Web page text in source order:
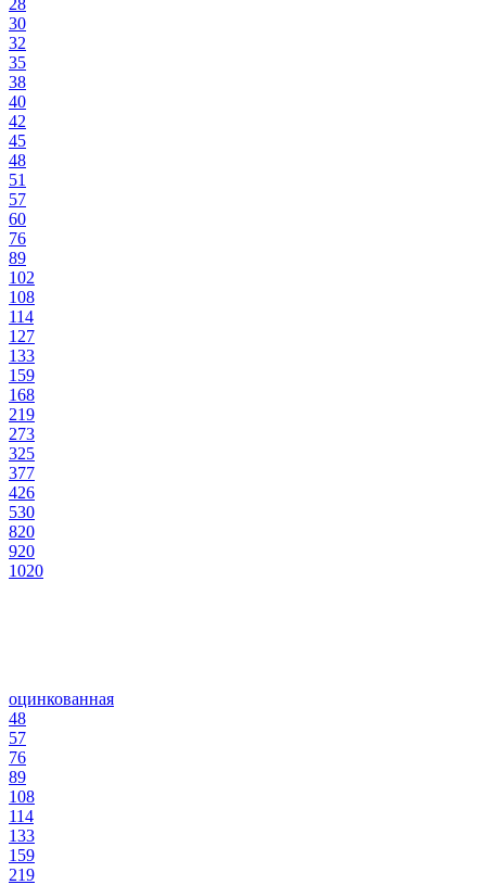
28
30
32
35
38
40
42
45
48
51
57
60
76
89
102
108
114
127
133
159
168
219
273
325
377
426
530
820
920
1020
оцинкованная
48
57
76
89
108
114
133
159
219